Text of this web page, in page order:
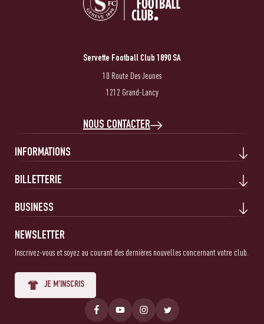
Servette Football Club 1890 SA
10 Route Des Jeunes
1212 Grand-Lancy
NOUS CONTACTER
INFORMATIONS
BILLETTERIE
BUSINESS
NEWSLETTER
Inscrivez-vous et soyez au courant des dernières nouvelles concernant votre club.
JE M'INSCRIS